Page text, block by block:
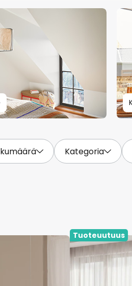
Kategoria
Tuoteuutuus